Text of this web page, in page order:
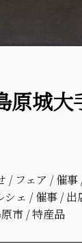
原城
/ フェア /催事
シェ /催事/出
市/特産品